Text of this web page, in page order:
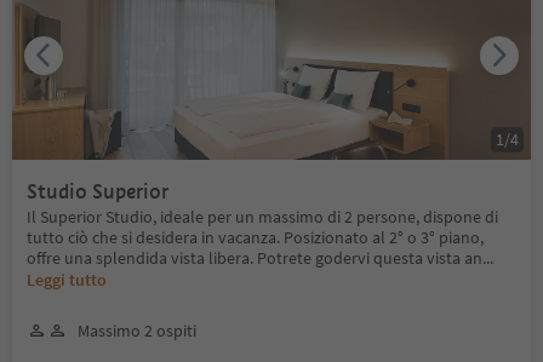
Studio Superior
Il Superior Studio, ideale per un massimo di 2 persone, dispone di
tutto ciò che si desidera in vacanza. Posizionato al 2° o 3° piano,
offre una splendida vista libera. Potrete godervi questa vista an...
Leggi tutto
Massimo 2 ospiti
1 /4